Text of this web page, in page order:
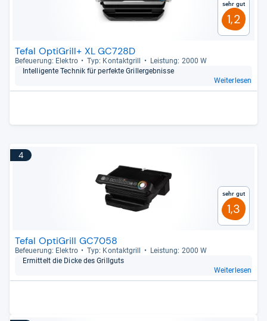
Sehr gut
1,2
Tefal OptiGrill+ XL GC728D
Befeue­rung: Elek­tro Typ: Kon­takt­grill
Leis­tung: 2000 W
Intel­li­gente Tech­nik für per­fekte Grill­er­geb­nisse
Weiterlesen
4
Sehr gut
1,3
Tefal OptiGrill GC7058
Befeue­rung: Elek­tro Typ: Kon­takt­grill
Leis­tung: 2000 W
Ermit­telt die Dicke des Grill­guts
Weiterlesen